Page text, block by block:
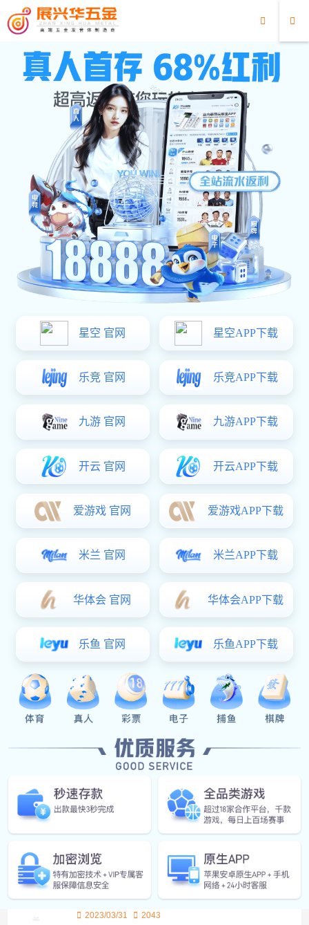
超凡国际
超凡国际/金属发音解决方案/ 玩具行业金属发音解决方案
玩具行业金属发音解决方案
2023/03/31 金属发音解决方案 玩具 2451 0
下一篇:游乐设施行业金属发音解决方案
相关推荐
八音琴片
2023/02/09
2752
八音琴片
超凡国际:教育装备行业金属发音解决方
案
2023
案2023/03/31
游乐设施行业金属发音解决方案
2023/03/31
玩具行业金属发音解决方案
2023/03/31 金属发音解决方案 玩具 2451 0
超凡国际:游乐设施行业金属发音解决方案
笛驰-小琴书
2023/02/24
4832
超凡国际:游乐设施行业金属发音解决方
案2023/03/31 2043